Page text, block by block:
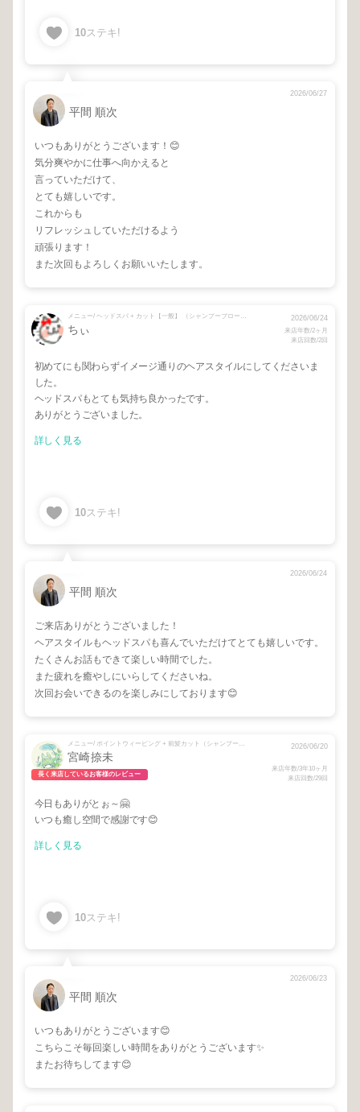
10ステキ!
平間 順次
2026/06/27
いつもありがとうございます！😊
気分爽やかに仕事へ向かえると
言っていただけて、
とても嬉しいです。
これからも
リフレッシュしていただけるよう
頑張ります！
また次回もよろしくお願いいたします。
メニュー/ ヘッドスパ + カット【一般】 （シャンプーブロー込）
ちぃ
2026/06/24
来店年数/2ヶ月
来店回数/2回
初めてにも関わらずイメージ通りのヘアスタイルにしてくださいま
した。
ヘッドスパもとても気持ち良かったです。
ありがとうございました。
詳しく見る
10ステキ!
平間 順次
2026/06/24
ご来店ありがとうございました！
ヘアスタイルもヘッドスパも喜んでいただけてとても嬉しいです。
たくさんお話もできて楽しい時間でした。
また疲れを癒やしにいらしてくださいね。
次回お会いできるのを楽しみにしております😊
メニュー/ ポイントウィービング + 前髪カット（シャンプーブローなし） + カット＋カラー + カット＋オーガニックカラー + シミケアお試し10ショット + シミケアお試し10ショット
宮崎捺未
長く来店しているお客様のレビュー
2026/06/20
来店年数/3年10ヶ月
来店回数/29回
今日もありがとぉ～🤗
いつも癒し空間で感謝です😊
詳しく見る
10ステキ!
平間 順次
2026/06/23
いつもありがとうございます😊
こちらこそ毎回楽しい時間をありがとうございます✨
またお待ちしてます😊